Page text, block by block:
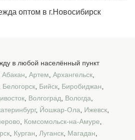
оптом в г.Новосибирск
в любой населённый пункт
Абакан Артем Архангельск
Белогорск Бийск Биробиджан
Волгоград Вологда
, Йошкар-Ола Ижевск
Комсомольск-на-Амуре
Курган Луганск Магадан